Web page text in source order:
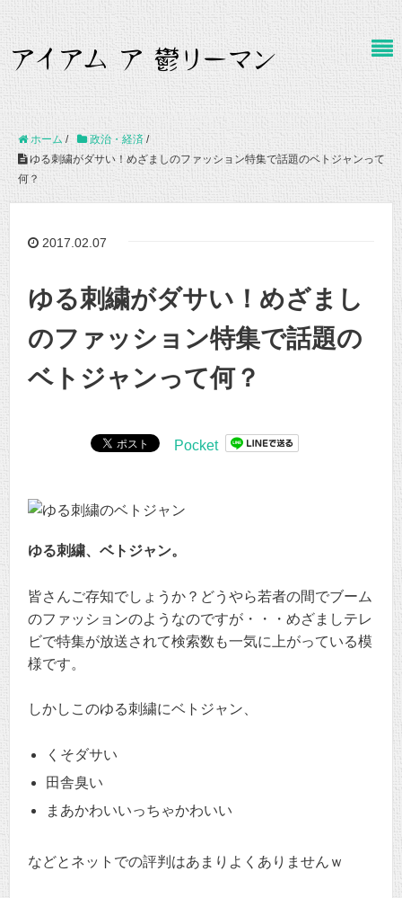
ホーム / 政治・経済 /
ゆる刺繍がダサい！めざましのファッション特集で話題のベトジャンって
何？
2017.02.07
ゆる刺繍がダサい！めざまし
のファッション特集で話題の
ベトジャンって何？
Pocket
ゆる刺繍、ベトジャン。
皆さんご存知でしょうか？どうやら若者の間でブーム
のファッションのようなのですが・・・めざましテレ
ビで特集が放送されて検索数も一気に上がっている模
様です。
しかしこのゆる刺繍にベトジャン、
くそダサい
田舎臭い
まあかわいいっちゃかわいい
などとネットでの評判はあまりよくありませんｗ